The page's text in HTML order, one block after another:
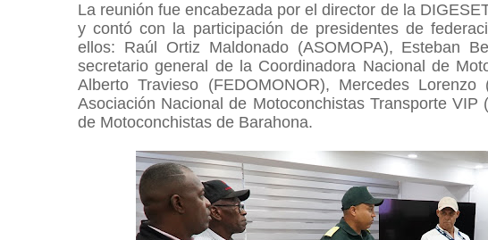
La reunión fue encabezada por el director de la
y contó con la participación de presidentes de
ellos: Raúl Ortiz Maldonado (ASOMOPA), Esteban
secretario general de la Coordinadora Nacional de
Alberto Travieso (FEDOMONOR), Mercedes
Asociación Nacional de Motoconchistas Transporte
de Motoconchistas de Barahona.